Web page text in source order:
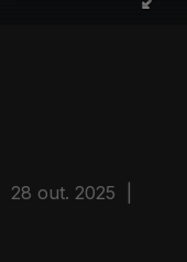
28 out. 2025